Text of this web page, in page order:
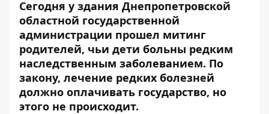
Сегодня у здания Днепропетровской
областной государственной
администрации прошел митинг
родителей, чьи дети больны редким
наследственным заболеванием. По
закону, лечение редких болезней
должно оплачивать государство, но
этого не происходит.